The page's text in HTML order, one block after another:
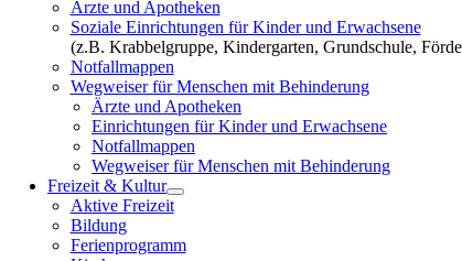
Ärzte und Apotheken
Soziale Einrichtungen für Kinder und Erwachsene
(z.B. Krabbelgruppe, Kindergarten, Grundschule,
Notfallmappen
Wegweiser für Menschen mit Behinderung
Ärzte und Apotheken
Einrichtungen für Kinder und Erwachsene
Notfallmappen
Wegweiser für Menschen mit Behinderung
Freizeit & Kultur
Aktive Freizeit
Bildung
Ferienprogramm